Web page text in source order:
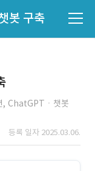
봇 구축
, ChatGPTㆍ챗봇
등록 일자 2025.03.06.